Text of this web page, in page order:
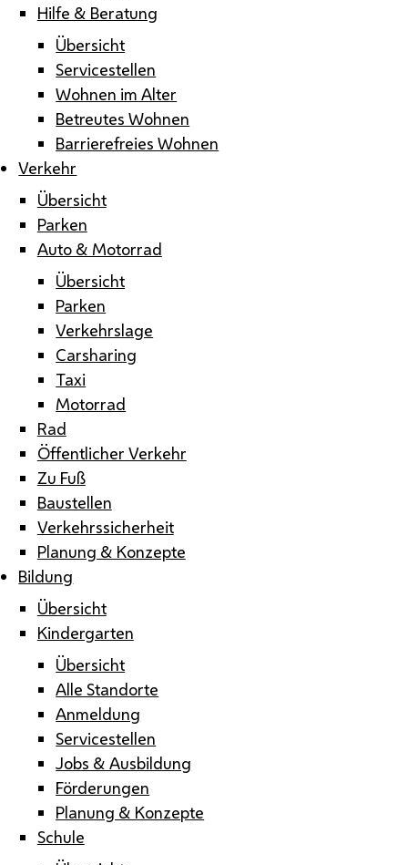
Hilfe & Beratung
Übersicht
Servicestellen
Wohnen im Alter
Betreutes Wohnen
Barrierefreies Wohnen
Verkehr
Übersicht
Parken
Auto & Motorrad
Übersicht
Parken
Verkehrslage
Carsharing
Taxi
Motorrad
Rad
Öffentlicher Verkehr
Zu Fuß
Baustellen
Verkehrssicherheit
Planung & Konzepte
Bildung
Übersicht
Kindergarten
Übersicht
Alle Standorte
Anmeldung
Servicestellen
Jobs & Ausbildung
Förderungen
Planung & Konzepte
Schule